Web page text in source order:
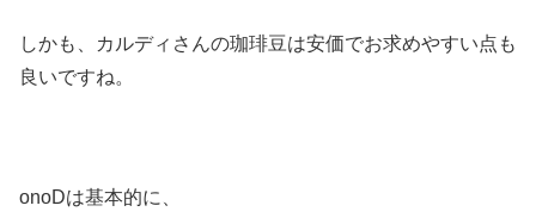
しかも、カルディさんの珈琲豆は安価でお求めやすい点も
良いですね。
onoDは基本的に、